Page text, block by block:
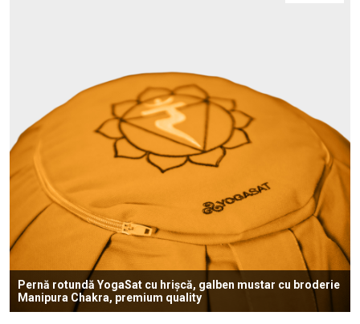
Pernă rotundă YogaSat cu hrișcă, galben mustar cu broderie
Manipura Chakra, premium quality